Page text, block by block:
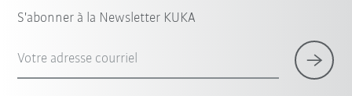
S'abonner à la Newsletter KUKA
Votre adresse courriel